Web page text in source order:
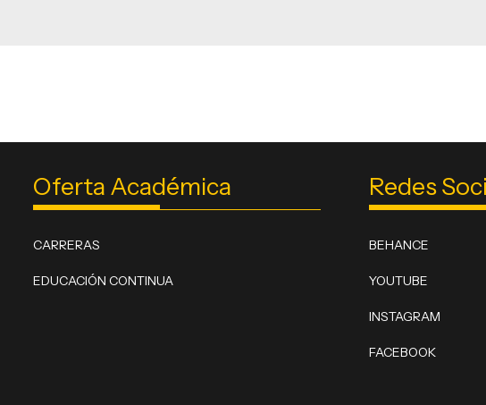
Oferta Académica
CARRERAS
EDUCACIÓN CONTINUA
Redes
BEHANCE
YOUTUBE
INSTAGRAM
FACEBOOK